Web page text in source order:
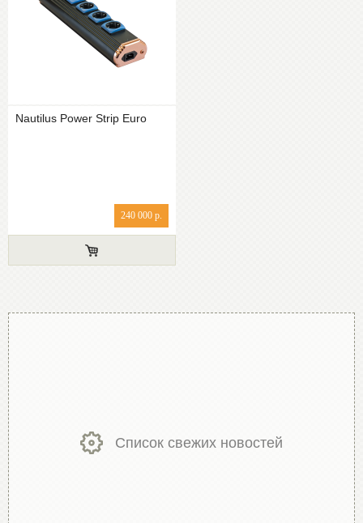
Nautilus Power Strip Euro
240 000 р.
Список свежих новостей